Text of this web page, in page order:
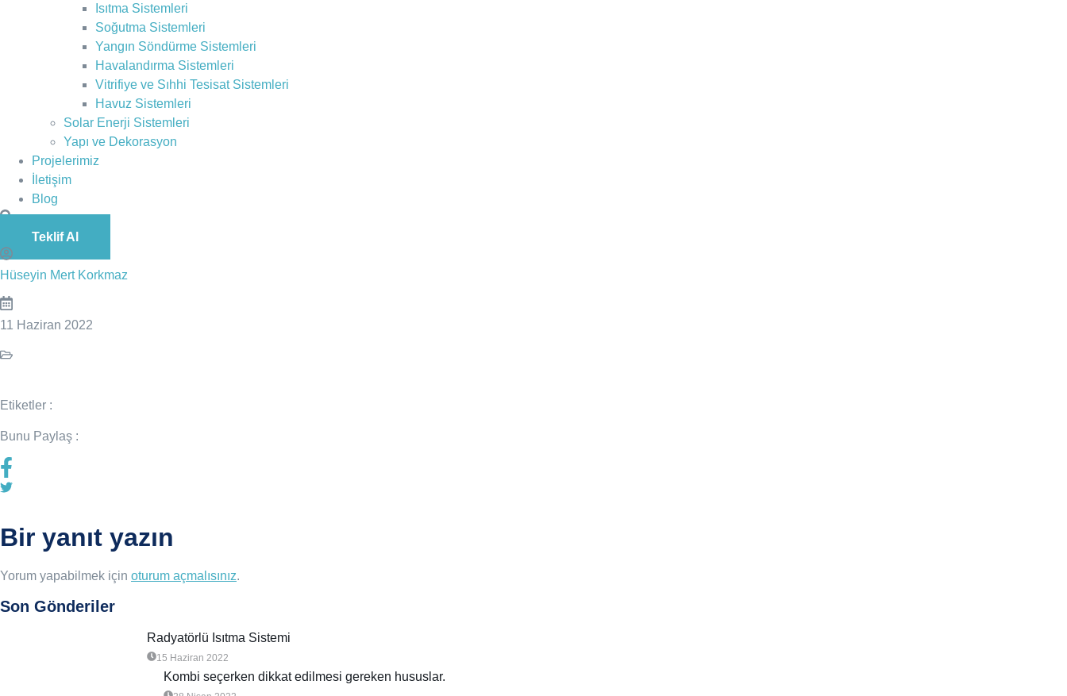
Isıtma Sistemleri
Soğutma Sistemleri
Yangın Söndürme Sistemleri
Havalandırma Sistemleri
Vitrifiye ve Sıhhi Tesisat Sistemleri
Havuz Sistemleri
Solar Enerji Sistemleri
Yapı ve Dekorasyon
Projelerimiz
İletişim
Blog
Teklif Al
Hüseyin Mert Korkmaz
11 Haziran 2022
Etiketler :
Bunu Paylaş :
Bir yanıt yazın
Yorum yapabilmek için oturum açmalısınız.
Son Gönderiler
Radyatörlü Isıtma Sistemi
15 Haziran 2022
Kombi seçerken dikkat edilmesi gereken hususlar.